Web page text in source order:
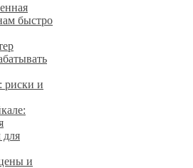
быстро
риски и
для
и